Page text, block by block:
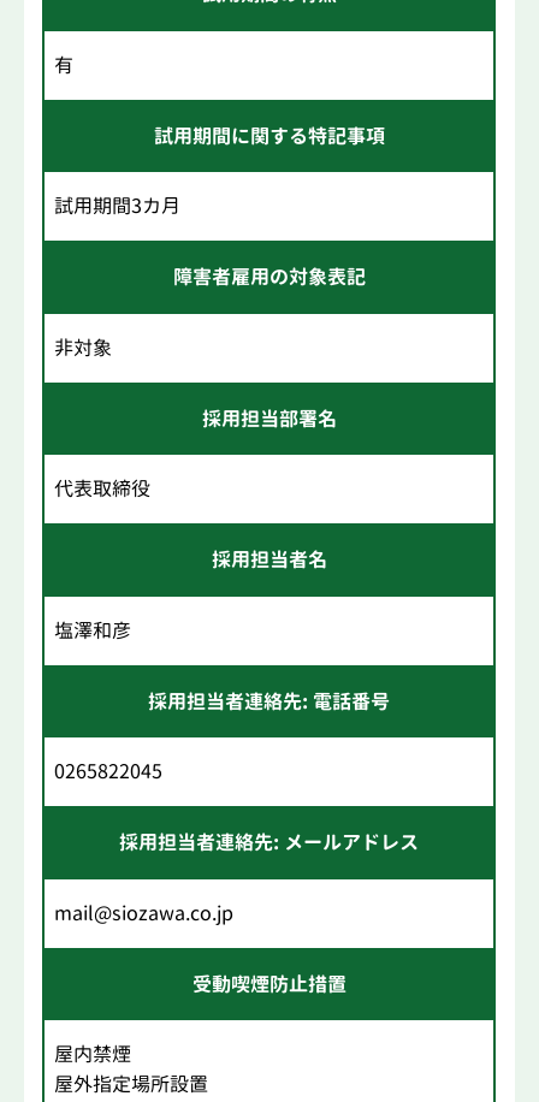
有
試用期間に関する特記事項
試用期間3カ月
障害者雇用の対象表記
非対象
採用担当部署名
代表取締役
採用担当者名
塩澤和彦
採用担当者連絡先: 電話番号
0265822045
採用担当者連絡先: メールアドレス
mail@siozawa.co.jp
受動喫煙防止措置
屋内禁煙
屋外指定場所設置